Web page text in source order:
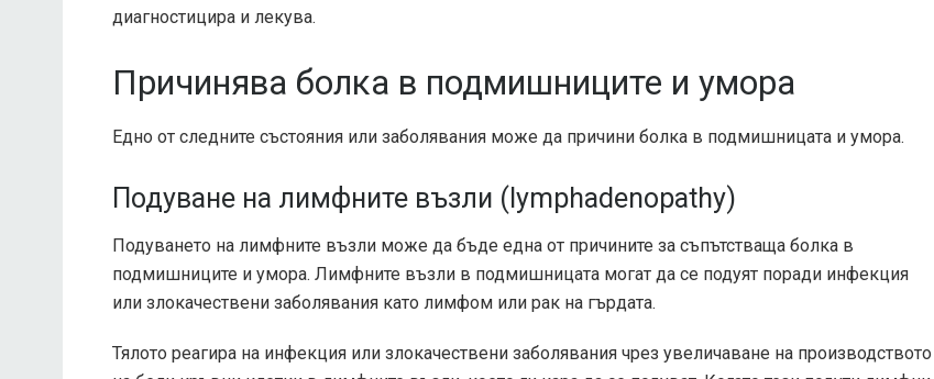
диагностицира и лекува.
Причинява болка в подмишниците и умора
Едно от следните състояния или заболявания може да причини болка в подмишницата и умора.
Подуване на лимфните възли (lymphadenopathy)
Подуването на лимфните възли може да бъде една от причините за съпътстваща болка в
подмишниците и умора. Лимфните възли в подмишницата могат да се подуят поради инфекция
или злокачествени заболявания като лимфом или рак на гърдата.
Тялото реагира на инфекция или злокачествени заболявания чрез увеличаване на производството